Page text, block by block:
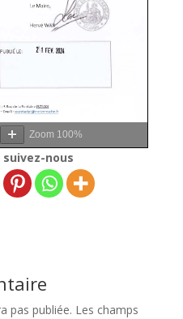
Zoom 100%
nous
pas publiée. Les champs